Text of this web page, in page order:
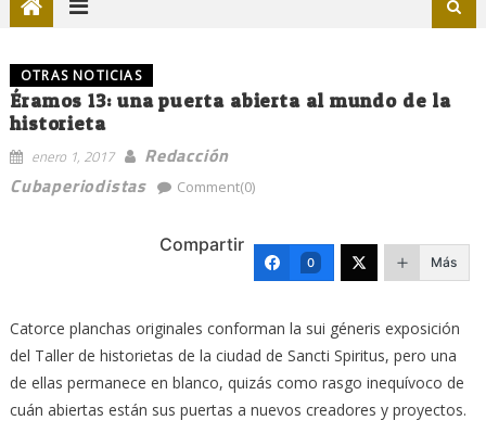
OTRAS NOTICIAS
Éramos 13: una puerta abierta al mundo de la
historieta
enero 1, 2017
Redacción
Cubaperiodistas
Comment(0)
Compartir
0 Más
Catorce planchas originales conforman la sui géneris exposición
del Taller de historietas de la ciudad de Sancti Spiritus, pero una
de ellas permanece en blanco, quizás como rasgo inequívoco de
cuán abiertas están sus puertas a nuevos creadores y proyectos.